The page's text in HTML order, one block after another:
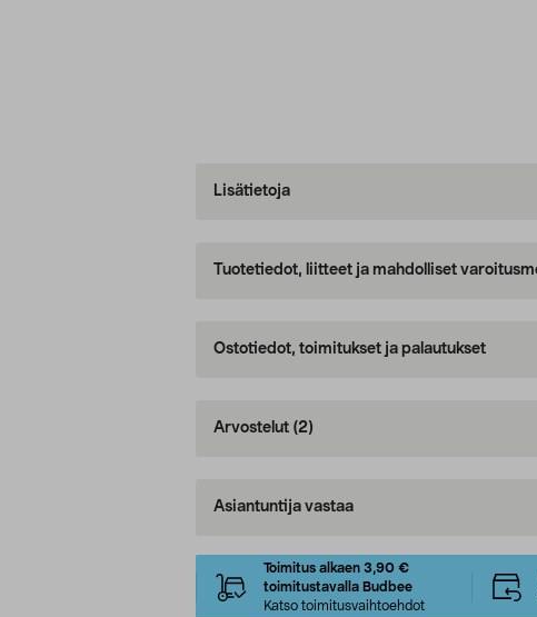
Lisätietoja
Tuotetiedot, liitteet ja mahdolliset
Ostotiedot, toimitukset ja palautukset
Arvostelut (2)
Asiantuntija vastaa
Toimitus alkaen 3,90 €
toimitustavalla Budbee
Katso toimitusvaihtoehdot